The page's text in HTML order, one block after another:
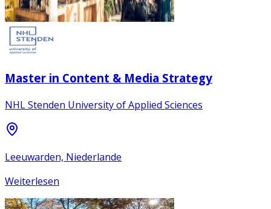
Master in Content & Media Strategy
NHL Stenden University of Applied Sciences
Leeuwarden, Niederlande
Weiterlesen